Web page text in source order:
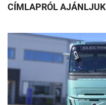
CÍMLAPRÓL AJÁNLJUK